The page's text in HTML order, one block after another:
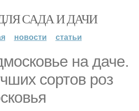
САДА И ДАЧИ
новости статьи
на даче.
сортов роз